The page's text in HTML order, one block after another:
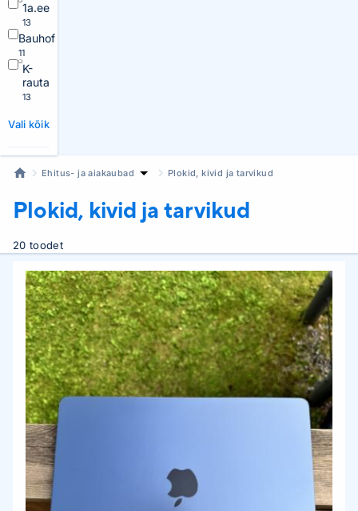
1a.ee
13
Bauhof
11
K-
rauta
13
Vali kõik
Ehitus- ja aiakaubad Plokid, kivid ja tarvikud
Plokid, kivid ja tarvikud
20 toodet